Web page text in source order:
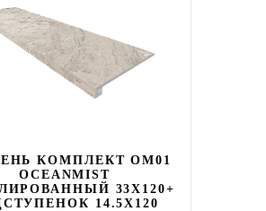
КОМПЛЕКТ OM01
OCEANMIST
33X120+
14.5X120